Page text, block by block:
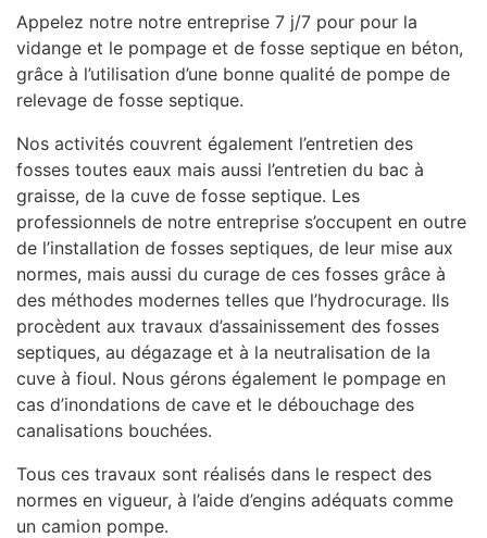
Appelez notre notre entreprise 7 j/7 pour pour la
vidange et le pompage et de fosse septique en béton,
grâce à l’utilisation d’une bonne qualité de pompe de
relevage de fosse septique.
Nos activités couvrent également l’entretien des
fosses toutes eaux mais aussi l’entretien du bac à
graisse, de la cuve de fosse septique. Les
professionnels de notre entreprise s’occupent en outre
de l’installation de fosses septiques, de leur mise aux
normes, mais aussi du curage de ces fosses grâce à
des méthodes modernes telles que l’hydrocurage. Ils
procèdent aux travaux d’assainissement des fosses
septiques, au dégazage et à la neutralisation de la
cuve à fioul. Nous gérons également le pompage en
cas d’inondations de cave et le débouchage des
canalisations bouchées.
Tous ces travaux sont réalisés dans le respect des
normes en vigueur, à l’aide d’engins adéquats comme
un camion pompe.